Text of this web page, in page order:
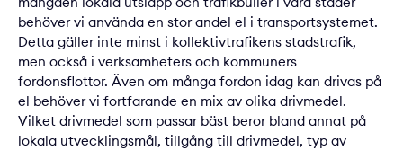
behöver vi använda en stor andel el i transportsystemet.
Detta gäller inte minst i kollektivtrafikens stadstrafik,
men också i verksamheters och kommuners
fordonsflottor. Även om många fordon idag kan drivas på
el behöver vi fortfarande en mix av olika drivmedel.
Vilket drivmedel som passar bäst beror bland annat på
lokala utvecklingsmål, tillgång till drivmedel, typ av